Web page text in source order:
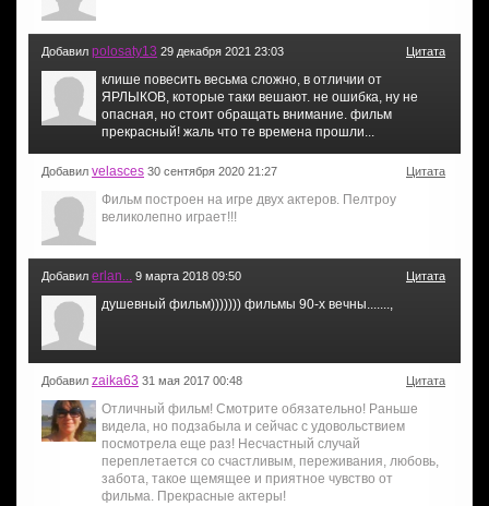
Добавил polosaty13 29 декабря 2021 23:03 Цитата
клише повесить весьма сложно, в отличии от
ЯРЛЫКОВ, которые таки вешают. не ошибка, ну не
опасная, но стоит обращать внимание. фильм
прекрасный! жаль что те времена прошли...
Добавил velasces 30 сентября 2020 21:27 Цитата
Фильм построен на игре двух актеров. Пелтроу
великолепно играет!!!
Добавил erlan... 9 марта 2018 09:50 Цитата
душевный фильм))))))) фильмы 90-х вечны.......,
Добавил zaika63 31 мая 2017 00:48 Цитата
Отличный фильм! Смотрите обязательно! Раньше
видела, но подзабыла и сейчас с удовольствием
посмотрела еще раз! Несчастный случай
переплетается со счастливым, переживания, любовь,
забота, такое щемящее и приятное чувство от
фильма. Прекрасные актеры!